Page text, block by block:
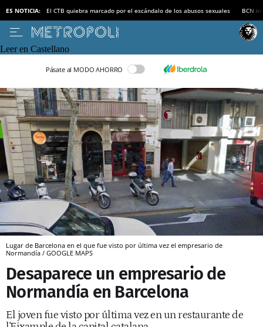
ES NOTICIA: El CTB quiebra marcado por el escándalo de los abusos sexuales BCN
Leer en Castellano
Pásate al MODO AHORRO
Lugar de Barcelona en el que fue visto por última vez el empresario de
Normandía / GOOGLE MAPS
Desaparece un empresario de
Normandía en Barcelona
El joven fue visto por última vez en un restaurante de